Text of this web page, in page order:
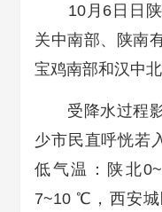
10月6日日
关中南部、陕南
宝鸡南部和汉中北
受降水过程影
少市民直呼恍若
低气温：陕北
7~10 ℃，西安